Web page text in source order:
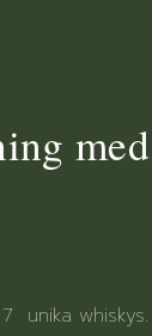
unika whiskys.